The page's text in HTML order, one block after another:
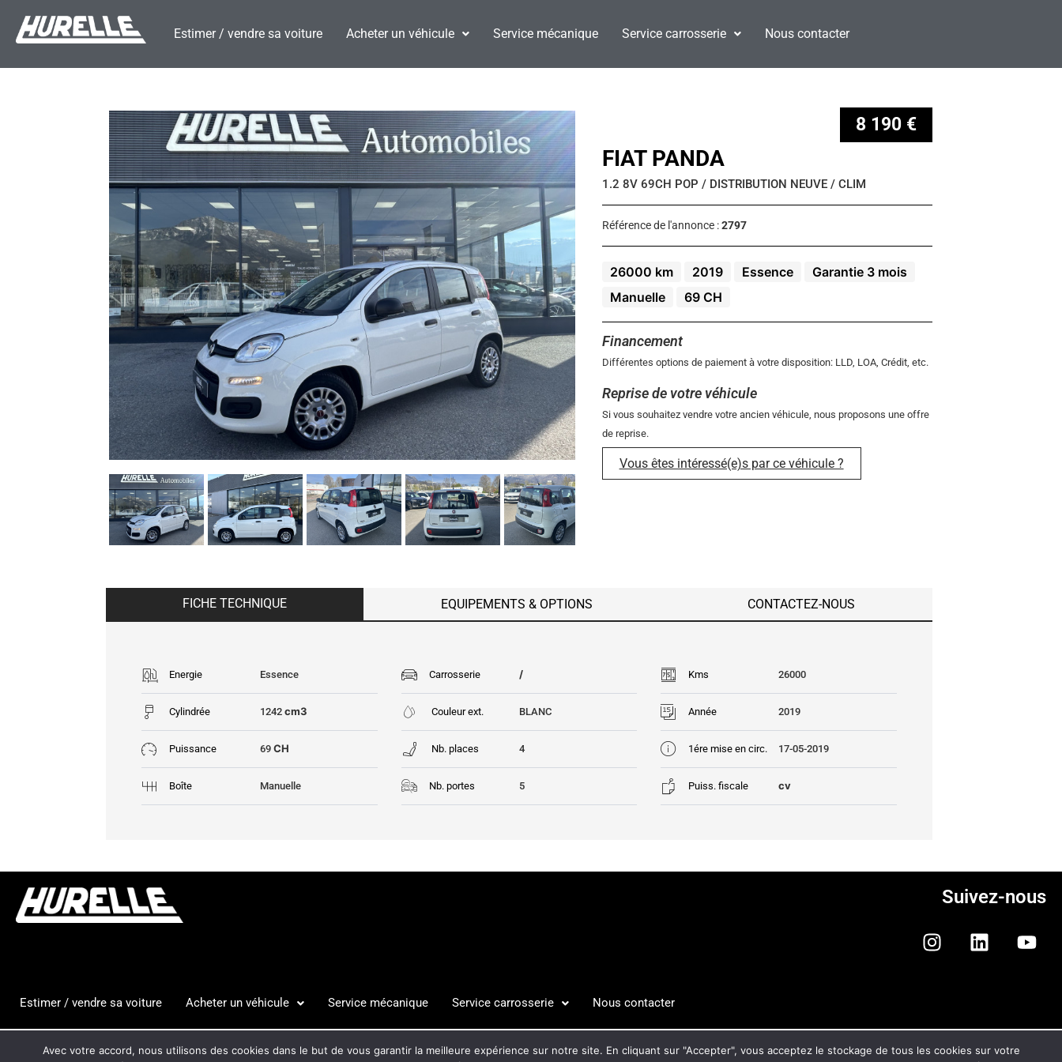
Estimer / vendre sa voiture Acheter un véhicule Service mécanique Service carrosserie Nous contacter
8 190 €
FIAT PANDA
1.2 8V 69CH POP / DISTRIBUTION NEUVE / CLIM
Référence de l'annonce :2797
26000 km 2019 Essence
Garantie 3 mois
Manuelle
69 CH
Financement
Différentes options de paiement à votre disposition: LLD, LOA, Crédit, etc.
Reprise de votre véhicule
Si vous souhaitez vendre votre ancien véhicule, nous proposons une offre
de reprise.
Vous êtes intéressé(e)s par ce véhicule ?
FICHE TECHNIQUE EQUIPEMENTS & OPTIONS CONTACTEZ-NOUS
Energie Essence
Cylindrée 1242cm3
Puissance 69CH
Boîte Manuelle
Carrosserie /
Couleur ext. BLANC
Nb. places 4
Nb. portes 5
Kms 26000
Année 2019
1ére mise en circ. 17-05-2019
Puiss. fiscale cv
Suivez-nous
Estimer / vendre sa voiture Acheter un véhicule Service mécanique Service carrosserie Nous contacter
HURELLE
CGV MENTIONS LÉGALES POLITIQUE DE CONFIDENTIALITÉ ET DES COOKIES
Avec votre accord, nous utilisons des cookies dans le but de vous garantir la meilleure expérience sur notre site. En cliquant sur "Accepter", vous acceptez le stockage de tous les cookies sur votre